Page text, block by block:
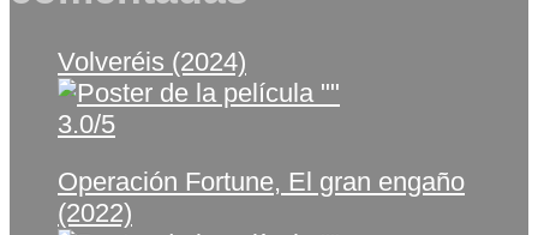
Volveréis (2024)
3.0/5
Operación Fortune, El gran engaño
(2022)